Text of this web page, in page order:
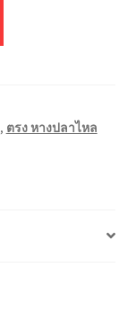
, ตรง หางปลาไหล